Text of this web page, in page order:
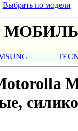
Выбрать по модели